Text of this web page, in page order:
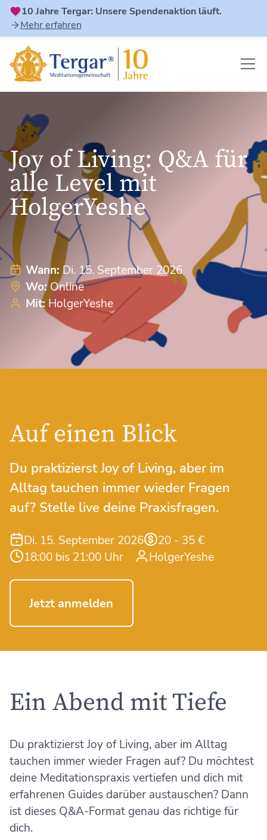
10 Jahre Tergar: Unsere Spendenaktion läuft.
Mehr erfahren
Joy of Living: Q&A für
alle Level mit
HolgerYeshe
Wann:Di. 15. September 2026
Wo:Online
Mit:HolgerYeshe
Auf einen Blick
Du praktizierst Joy of Living, aber im
Alltag tauchen immer wieder Fragen
auf? Stelle live deine Praxisfragen.
Di. 15. September 2026
20 - 35 €
18:00 bis 21:00 Uhr
HolgerYeshe
Jetzt anmelden
Ein Abend mit Tiefe
Du praktizierst Joy of Living, aber im Alltag
tauchen immer wieder Fragen auf? Du möchtest
deine Meditationspraxis vertiefen und dich mit
erfahrenen Guides darüber austauschen? Dann
ist dieses Q&A-Format genau das richtige für
dich.